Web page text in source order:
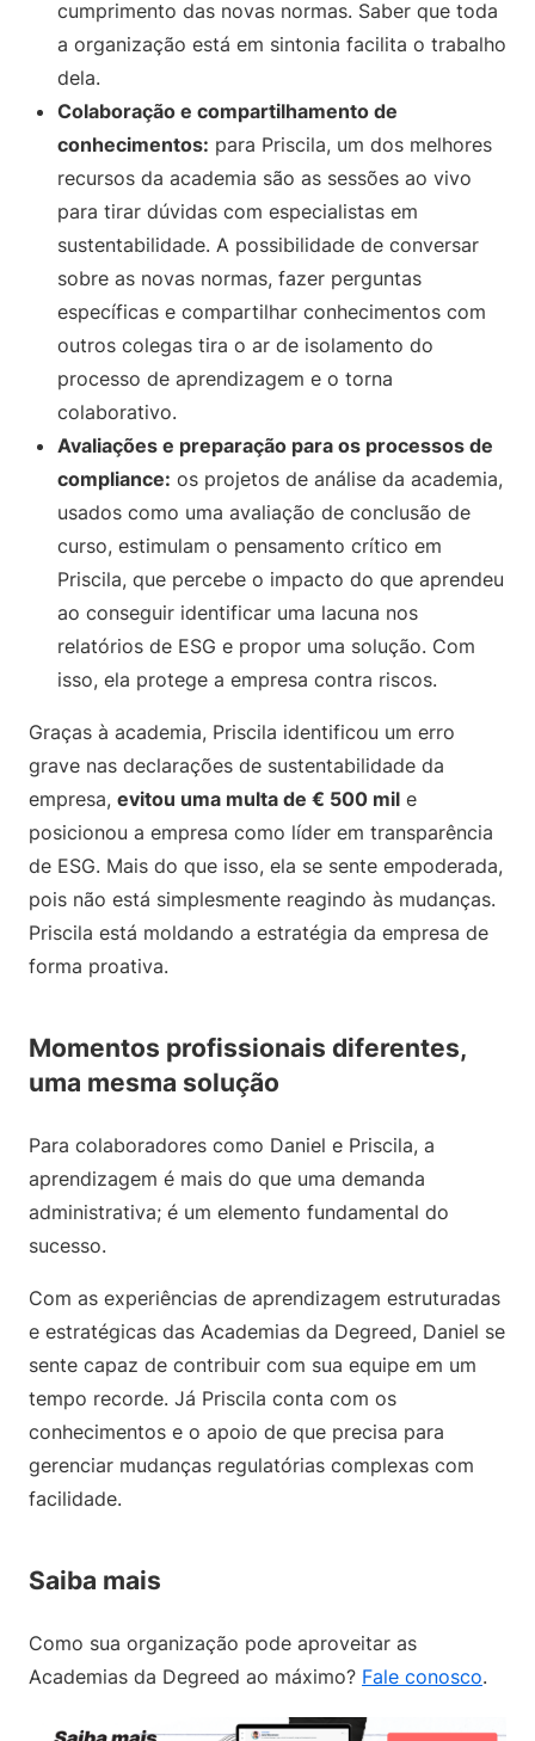
cumprimento das novas normas. Saber que toda
a organização está em sintonia facilita o trabalho
dela.
Colaboração e compartilhamento de
conhecimentos: para Priscila, um dos melhores
recursos da academia são as sessões ao vivo
para tirar dúvidas com especialistas em
sustentabilidade. A possibilidade de conversar
sobre as novas normas, fazer perguntas
específicas e compartilhar conhecimentos com
outros colegas tira o ar de isolamento do
processo de aprendizagem e o torna
colaborativo.
Avaliações e preparação para os processos de
compliance: os projetos de análise da academia,
usados como uma avaliação de conclusão de
curso, estimulam o pensamento crítico em
Priscila, que percebe o impacto do que aprendeu
ao conseguir identificar uma lacuna nos
relatórios de ESG e propor uma solução. Com
isso, ela protege a empresa contra riscos.
Graças à academia, Priscila identificou um erro
grave nas declarações de sustentabilidade da
empresa, evitou uma multa de € 500 mil e
posicionou a empresa como líder em transparência
de ESG. Mais do que isso, ela se sente empoderada,
pois não está simplesmente reagindo às mudanças.
Priscila está moldando a estratégia da empresa de
forma proativa.
Momentos profissionais diferentes,
uma mesma solução
Para colaboradores como Daniel e Priscila, a
aprendizagem é mais do que uma demanda
administrativa; é um elemento fundamental do
sucesso.
Com as experiências de aprendizagem estruturadas
e estratégicas das Academias da Degreed, Daniel se
sente capaz de contribuir com sua equipe em um
tempo recorde. Já Priscila conta com os
conhecimentos e o apoio de que precisa para
gerenciar mudanças regulatórias complexas com
facilidade.
Saiba mais
Como sua organização pode aproveitar as
Academias da Degreed ao máximo? Fale conosco.